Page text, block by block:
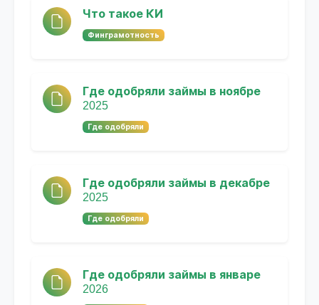
Что такое КИ
Финграмотность
Где одобряли займы в ноябре
2025
Где одобряли
Где одобряли займы в декабре
2025
Где одобряли
Где одобряли займы в январе
2026